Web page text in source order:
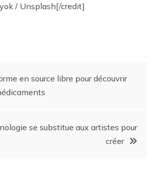
/ Unsplash[/credit]
en source libre pour découvrir
se substitue aux artistes pour
créer